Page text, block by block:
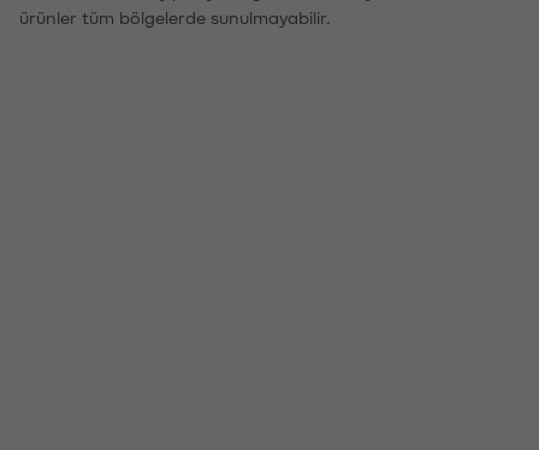
ürünler tüm bölgelerde sunulmayabilir.